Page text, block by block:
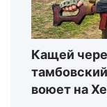
Кащей
воюет на